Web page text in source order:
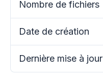
Nombre de fichiers
Date de création
Dernière mise à jour